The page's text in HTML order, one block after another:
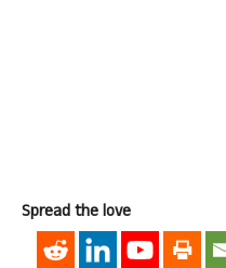
Spread the love